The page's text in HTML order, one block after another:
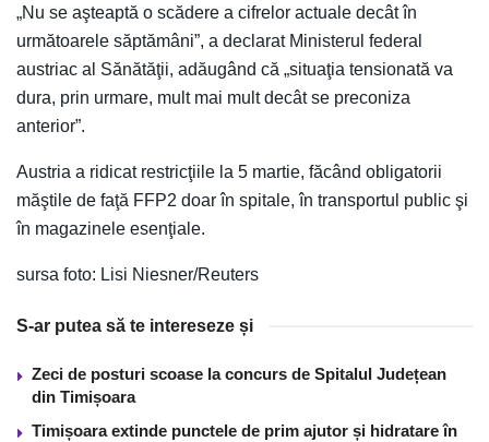
„Nu se aşteaptă o scădere a cifrelor actuale decât în
următoarele săptămâni”, a declarat Ministerul federal
austriac al Sănătăţii, adăugând că „situaţia tensionată va
dura, prin urmare, mult mai mult decât se preconiza
anterior”.
Austria a ridicat restricţiile la 5 martie, făcând obligatorii
măştile de faţă FFP2 doar în spitale, în transportul public şi
în magazinele esenţiale.
sursa foto: Lisi Niesner/Reuters
S-ar putea să te intereseze și
Zeci de posturi scoase la concurs de Spitalul Județean
din Timișoara
Timișoara extinde punctele de prim ajutor și hidratare în